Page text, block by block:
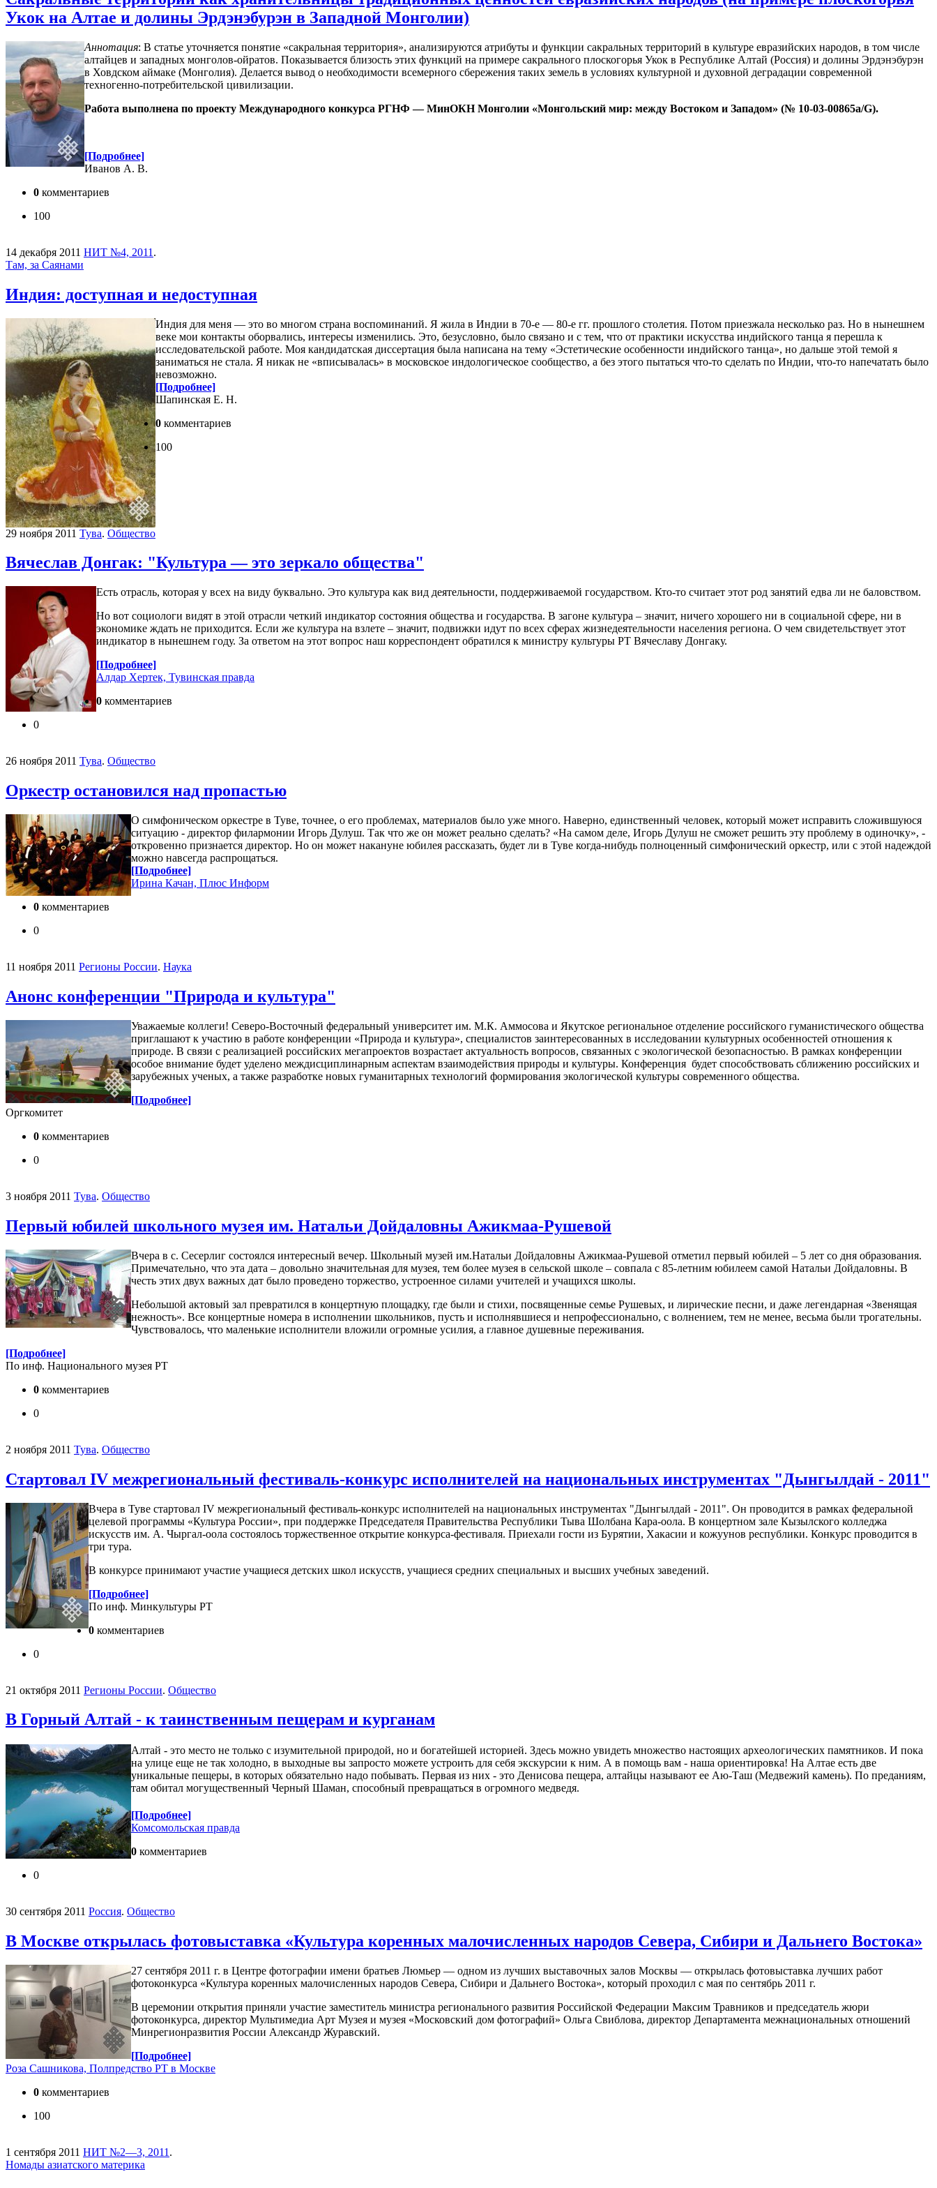
Укок на Алтае и долины Эрдэнэбурэн в Западной Монголии)
Аннотация: В статье уточняется понятие «сакральная территория», анализируются атрибуты и функции сакральных территорий в культуре евразийских народов, в том числе
алтайцев и западных монголов-ойратов. Показывается близость этих функций на примере сакрального плоскогорья Укок в Республике Алтай (Россия) и долины Эрдэнэбурэн
в Ховдском аймаке (Монголия). Делается вывод о необходимости всемерного сбережения таких земель в условиях культурной и духовной деградации современной
техногенно-потребительской цивилизации.
Работа выполнена по проекту Международного конкурса РГНФ — МинОКН Монголии «Монгольский мир: между Востоком и Западом» (№ 10-03-00865а/G).
[Подробнее]
Иванов А. В.
0 комментариев
100
14 декабря 2011 НИТ №4, 2011 .
Там, за Саянами
Индия: доступная и недоступная
Индия для меня — это во многом страна воспоминаний. Я жила в Индии в 70-е — 80-е гг. прошлого столетия. Потом приезжала несколько раз. Но в нынешнем
веке мои контакты оборвались, интересы изменились. Это, безусловно, было связано и с тем, что от практики искусства индийского танца я перешла к
исследовательской работе. Моя кандидатская диссертация была написана на тему «Эстетические особенности индийского танца», но дальше этой темой я
заниматься не стала. Я никак не «вписывалась» в московское индологическое сообщество, а без этого пытаться что-то сделать по Индии, что-то напечатать было
невозможно.
[Подробнее]
Шапинская Е. Н.
0 комментариев
100
29 ноября 2011 Тува. Общество
Вячеслав Донгак: "Культура — это зеркало общества"
Есть отрасль, которая у всех на виду буквально. Это культура как вид деятельности, поддерживаемой государством. Кто-то считает этот род занятий едва ли не баловством.
Но вот социологи видят в этой отрасли четкий индикатор состояния общества и государства. В загоне культура – значит, ничего хорошего ни в социальной сфере, ни в
экономике ждать не приходится. Если же культура на взлете – значит, подвижки идут по всех сферах жизнедеятельности населения региона. О чем свидетельствует этот
индикатор в нынешнем году. За ответом на этот вопрос наш корреспондент обратился к министру культуры РТ Вячеславу Донгаку.
[Подробнее]
Алдар Хертек, Тувинская правда
0 комментариев
0
26 ноября 2011 Тува. Общество
Оркестр остановился над пропастью
О симфоническом оркестре в Туве, точнее, о его проблемах, материалов было уже много. Наверно, единственный человек, который может исправить сложившуюся
ситуацию - директор филармонии Игорь Дулуш. Так что же он может реально сделать? «На самом деле, Игорь Дулуш не сможет решить эту проблему в одиночку», -
откровенно признается директор. Но он может накануне юбилея рассказать, будет ли в Туве когда-нибудь полноценный симфонический оркестр, или с этой надеждой
можно навсегда распрощаться.
[Подробнее]
Ирина Качан, Плюс Информ
0 комментариев
0
11 ноября 2011 Регионы России. Наука
Анонс конференции "Природа и культура"
Уважаемые коллеги! Северо-Восточный федеральный университет им. М.К. Аммосова и Якутское региональное отделение российского гуманистического общества
приглашают к участию в работе конференции «Природа и культура», специалистов заинтересованных в исследовании культурных особенностей отношения к
природе. В связи с реализацией российских мегапроектов возрастает актуальность вопросов, связанных с экологической безопасностью. В рамках конференции
особое внимание будет уделено междисциплинарным аспектам взаимодействия природы и культуры. Конференция будет способствовать сближению российских и
зарубежных ученых, а также разработке новых гуманитарных технологий формирования экологической культуры современного общества.
[Подробнее]
Оргкомитет
0 комментариев
0
3 ноября 2011 Тува. Общество
Первый юбилей школьного музея им. Натальи Дойдаловны Ажикмаа-Рушевой
Вчера в с. Сесерлиг состоялся интересный вечер. Школьный музей им.Натальи Дойдаловны Ажикмаа-Рушевой отметил первый юбилей – 5 лет со дня образования.
Примечательно, что эта дата – довольно значительная для музея, тем более музея в сельской школе – совпала с 85-летним юбилеем самой Натальи Дойдаловны. В
честь этих двух важных дат было проведено торжество, устроенное силами учителей и учащихся школы.
Небольшой актовый зал превратился в концертную площадку, где были и стихи, посвященные семье Рушевых, и лирические песни, и даже легендарная «Звенящая
нежность». Все концертные номера в исполнении школьников, пусть и исполнявшиеся и непрофессионально, с волнением, тем не менее, весьма были трогательны.
Чувствовалось, что маленькие исполнители вложили огромные усилия, а главное душевные переживания.
[Подробнее]
По инф. Национального музея РТ
0 комментариев
0
2 ноября 2011 Тува. Общество
Стартовал IV межрегиональный фестиваль-конкурс исполнителей на национальных инструментах "Дынгылдай - 2011"
Вчера в Туве стартовал IV межрегиональный фестиваль-конкурс исполнителей на национальных инструментах "Дынгылдай - 2011". Он проводится в рамках федеральной
целевой программы «Культура России», при поддержке Председателя Правительства Республики Тыва Шолбана Кара-оола. В концертном зале Кызылского колледжа
искусств им. А. Чыргал-оола состоялось торжественное открытие конкурса-фестиваля. Приехали гости из Бурятии, Хакасии и кожуунов республики. Конкурс проводится в
три тура.
В конкурсе принимают участие учащиеся детских школ искусств, учащиеся средних специальных и высших учебных заведений.
[Подробнее]
По инф. Минкультуры РТ
0 комментариев
0
21 октября 2011 Регионы России. Общество
В Горный Алтай - к таинственным пещерам и курганам
Алтай - это место не только с изумительной природой, но и богатейшей историей. Здесь можно увидеть множество настоящих археологических памятников. И пока
на улице еще не так холодно, в выходные вы запросто можете устроить для себя экскурсии к ним. А в помощь вам - наша ориентировка! На Алтае есть две
уникальные пещеры, в которых обязательно надо побывать. Первая из них - это Денисова пещера, алтайцы называют ее Аю-Таш (Медвежий камень). По преданиям,
там обитал могущественный Черный Шаман, способный превращаться в огромного медведя.
[Подробнее]
Комсомольская правда
0 комментариев
0
30 сентября 2011 Россия. Общество
В Москве открылась фотовыставка «Культура коренных малочисленных народов Севера, Сибири и Дальнего Востока»
27 сентября 2011 г. в Центре фотографии имени братьев Люмьер — одном из лучших выставочных залов Москвы — открылась фотовыставка лучших работ
фотоконкурса «Культура коренных малочисленных народов Севера, Сибири и Дальнего Востока», который проходил с мая по сентябрь 2011 г.
В церемонии открытия приняли участие заместитель министра регионального развития Российской Федерации Максим Травников и председатель жюри
фотоконкурса, директор Мультимедиа Арт Музея и музея «Московский дом фотографий» Ольга Свиблова, директор Департамента межнациональных отношений
Минрегионразвития России Александр Журавский.
[Подробнее]
Роза Сашникова, Полпредство РТ в Москве
0 комментариев
100
1 сентября 2011 НИТ №2—3, 2011 .
Номады азиатского материка